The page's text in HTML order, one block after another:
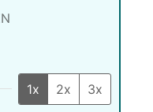
1x 2x 3x